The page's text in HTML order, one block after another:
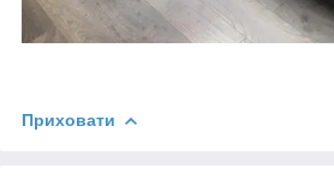
Приховати